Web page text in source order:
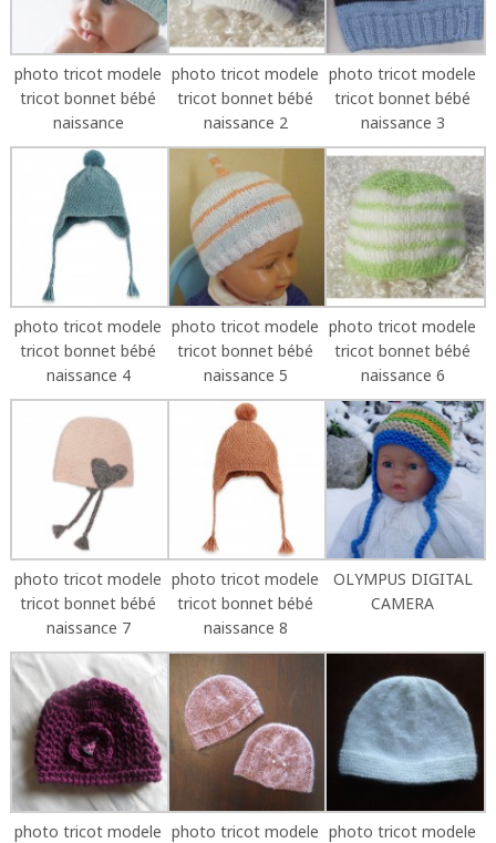
photo tricot modele
tricot bonnet bébé
naissance
photo tricot modele
tricot bonnet bébé
naissance 2
photo tricot modele
tricot bonnet bébé
naissance 3
photo tricot modele
tricot bonnet bébé
naissance 4
photo tricot modele
tricot bonnet bébé
naissance 5
photo tricot modele
tricot bonnet bébé
naissance 6
photo tricot modele
tricot bonnet bébé
naissance 7
photo tricot modele
tricot bonnet bébé
naissance 8
OLYMPUS DIGITAL
CAMERA
photo tricot modele photo tricot modele photo tricot modele